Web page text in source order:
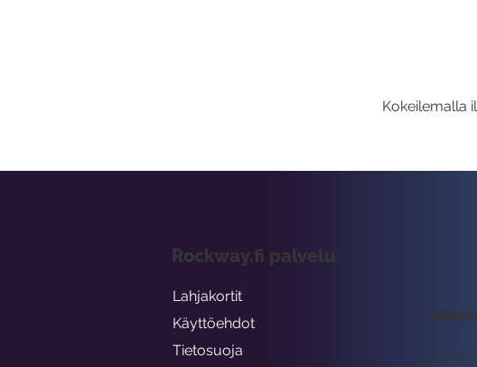
Kokeilemalla
Rockway.fi palvelu
Lahjakortit
Käyttöehdot
Tietosuoja